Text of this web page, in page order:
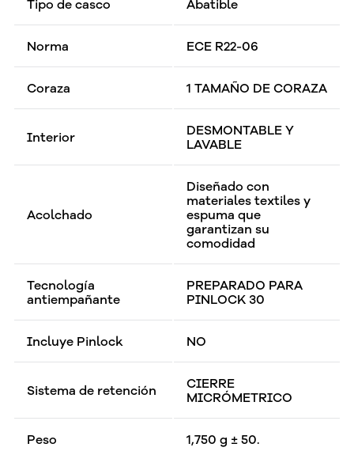
Tipo de casco Abatible
Norma ECE R22-06
Coraza 1 TAMAÑO DE CORAZA
Interior
DESMONTABLE Y
LAVABLE
Acolchado
Diseñado con
materiales textiles y
espuma que
garantizan su
comodidad
Tecnología
antiempañante
PREPARADO PARA
PINLOCK 30
Incluye Pinlock NO
Sistema de retención
CIERRE
MICRÓMETRICO
Peso 1,750 g ± 50.